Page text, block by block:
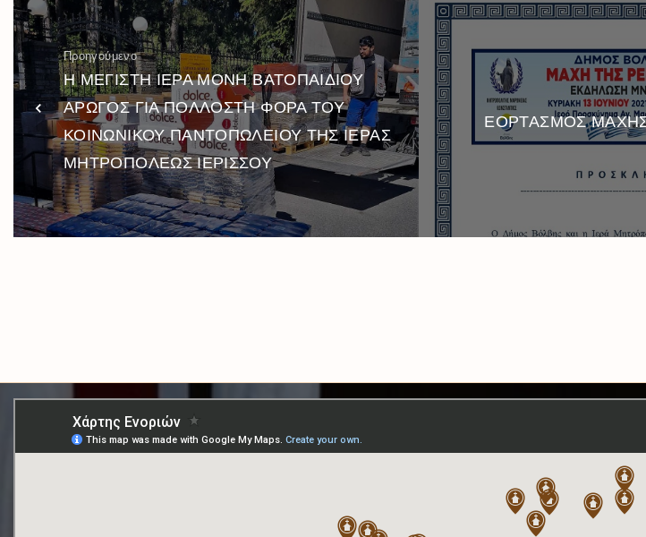
Προηγούμενο
Η ΜΕΓΙΣΤΗ ΙΕΡΑ ΜΟΝΗ ΒΑΤΟΠΑΙΔΙΟΥ
ΑΡΩΓΟΣ ΓΙΑ ΠΟΛΛΟΣΤΗ ΦΟΡΑ ΤΟΥ
ΚΟΙΝΩΝΙΚΟΥ ΠΑΝΤΟΠΩΛΕΙΟΥ ΤΗΣ ΙΕΡΑΣ
ΜΗΤΡΟΠΟΛΕΩΣ ΙΕΡΙΣΣΟΥ
ΕΟΡΤΑΣΜΟΣ